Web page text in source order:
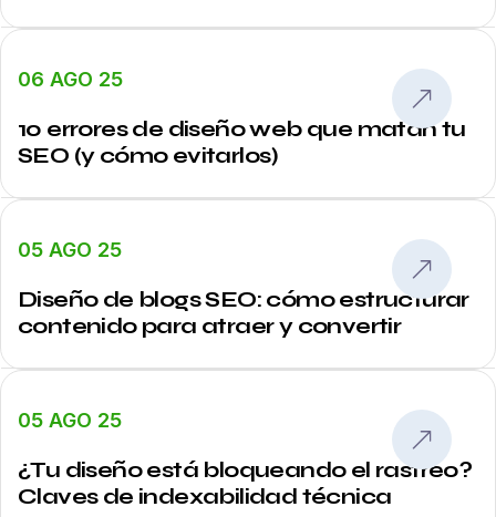
06 AGO 25
10 errores de diseño web que matan tu
SEO (y cómo evitarlos)
05 AGO 25
Diseño de blogs SEO: cómo estructurar
contenido para atraer y convertir
05 AGO 25
¿Tu diseño está bloqueando el rastreo?
Claves de indexabilidad técnica